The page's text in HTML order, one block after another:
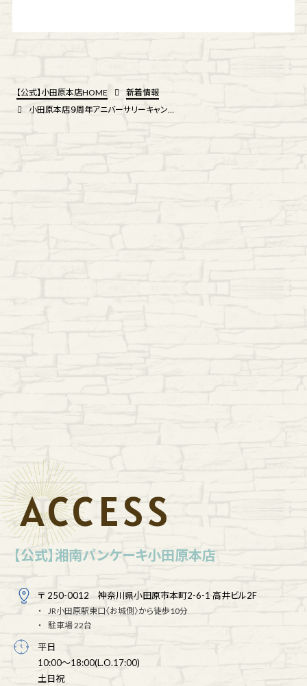
【公式】小田原本店HOME
新着情報
小田原本店９周年アニバーサリーキャンペーン
ACCESS
【公式】湘南パンケーキ小田原本店
〒 250-0012 神奈川県小田原市本町2-6-1 高井ビル2F
JR小田原駅東口〈お城側〉から徒歩10分
駐車場 22台
平日
10:00～18:00(L.O.17:00)
土日祝